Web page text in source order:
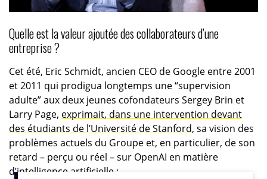
Quelle est la valeur ajoutée des collaborateurs d’une
entreprise ?
Cet été, Eric Schmidt, ancien CEO de Google entre 2001
et 2011 qui prodigua longtemps une “supervision
adulte” aux deux jeunes cofondateurs Sergey Brin et
Larry Page, exprimait, dans une intervention devant
des étudiants de l’Université de Stanford, sa vision des
problèmes actuels du Groupe et, en particulier, de son
retard – perçu ou réel – sur OpenAI en matière
d’intelligence artificielle :